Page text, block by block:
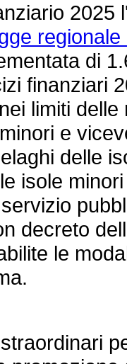
di
finanziari
limiti
e
delle
isole
decreto
le